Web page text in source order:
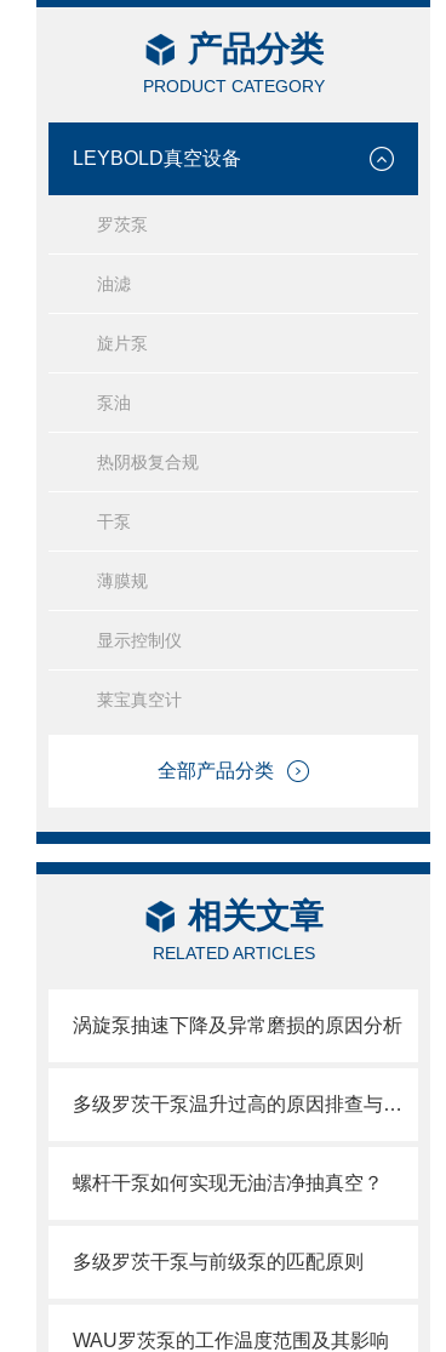
产品分类
PRODUCT CATEGORY
LEYBOLD真空设备
罗茨泵
油滤
旋片泵
泵油
热阴极复合规
干泵
薄膜规
显示控制仪
莱宝真空计
全部产品分类
相关文章
RELATED ARTICLES
涡旋泵抽速下降及异常磨损的原因分析
多级罗茨干泵温升过高的原因排查与散热优化
螺杆干泵如何实现无油洁净抽真空？
多级罗茨干泵与前级泵的匹配原则
WAU罗茨泵的工作温度范围及其影响